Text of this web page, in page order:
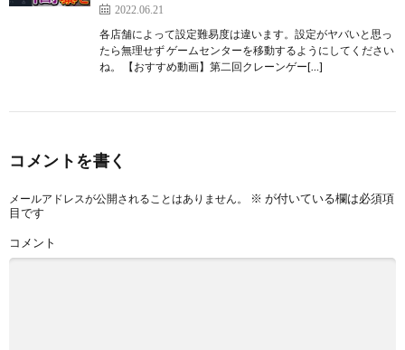
2022.06.21
各店舗によって設定難易度は違います。設定がヤバいと思っ
たら無理せず ゲームセンターを移動するようにしてください
ね。 【おすすめ動画】第二回クレーンゲー[…]
コメントを書く
メールアドレスが公開されることはありません。 ※ が付いている欄は必須項
目です
コメント